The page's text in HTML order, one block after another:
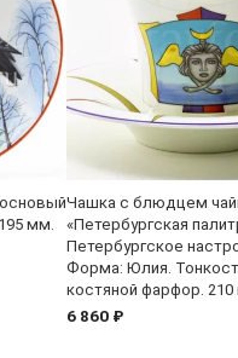
мм.
Чашка с блюдцем
«Петербургская
Петербургское
Форма: Юлия.
костяной фарфор. 210
6 860 ₽